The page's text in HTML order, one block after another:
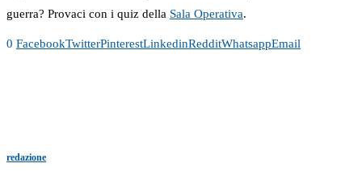
guerra? Provaci con i quiz della Sala Operativa.
0 FacebookTwitterPinterestLinkedinRedditWhatsappEmail
redazione